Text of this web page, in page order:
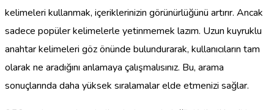
kelimeleri kullanmak, içeriklerinizin görünürlüğünü artırır. Ancak
sadece popüler kelimelerle yetinmemek lazım. Uzun kuyruklu
anahtar kelimeleri göz önünde bulundurarak, kullanıcıların tam
olarak ne aradığını anlamaya çalışmalısınız. Bu, arama
sonuçlarında daha yüksek sıralamalar elde etmenizi sağlar.